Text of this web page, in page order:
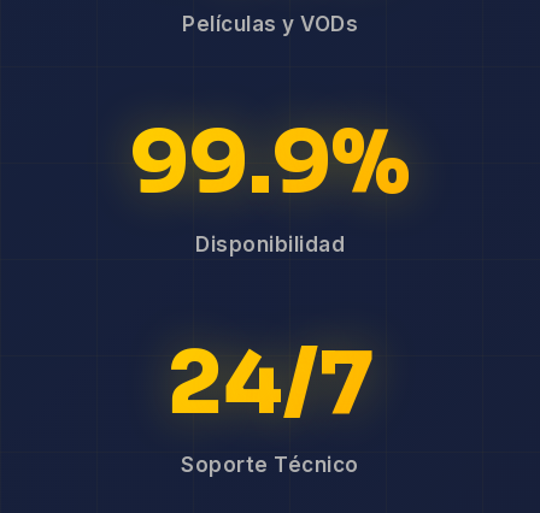
Películas y VODs
99.9%
Disponibilidad
24/7
Soporte Técnico